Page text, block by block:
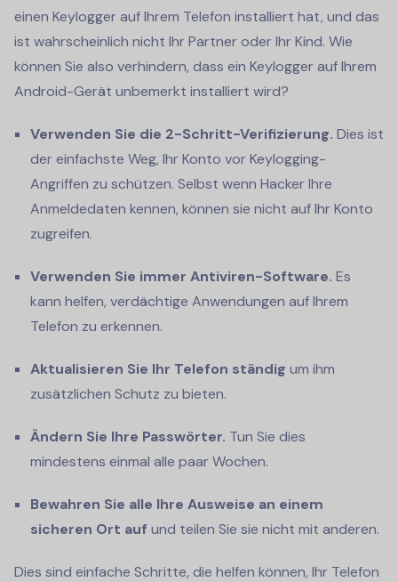
einen Keylogger auf Ihrem Telefon installiert hat, und das
ist wahrscheinlich nicht Ihr Partner oder Ihr Kind. Wie
können Sie also verhindern, dass ein Keylogger auf Ihrem
Android-Gerät unbemerkt installiert wird?
Verwenden Sie die 2-Schritt-Verifizierung. Dies ist
der einfachste Weg, Ihr Konto vor Keylogging-
Angriffen zu schützen. Selbst wenn Hacker Ihre
Anmeldedaten kennen, können sie nicht auf Ihr Konto
zugreifen.
Verwenden Sie immer Antiviren-Software. Es
kann helfen, verdächtige Anwendungen auf Ihrem
Telefon zu erkennen.
Aktualisieren Sie Ihr Telefon ständig um ihm
zusätzlichen Schutz zu bieten.
Ändern Sie Ihre Passwörter. Tun Sie dies
mindestens einmal alle paar Wochen.
Bewahren Sie alle Ihre Ausweise an einem
sicheren Ort auf und teilen Sie sie nicht mit anderen.
Dies sind einfache Schritte, die helfen können, Ihr Telefon